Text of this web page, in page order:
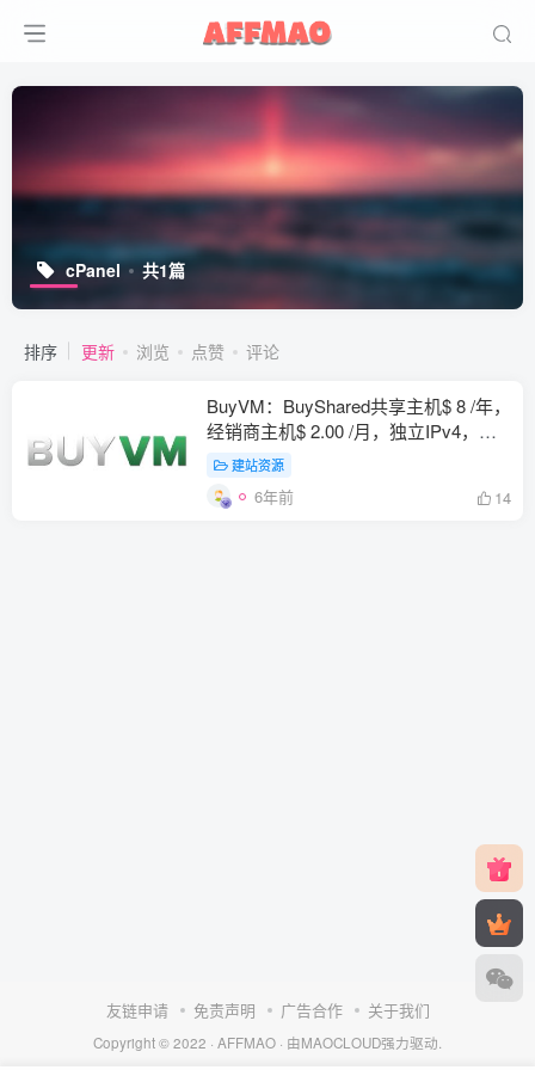
cPanel 共1篇
排序 更新 浏览 点赞 评论
BuyVM：BuyShared共享主机$ 8 /年，
经销商主机$ 2.00 /月，独立IPv4，免
费SSL证书
建站资源
6年前 14
友链申请 免责声明 广告合作 关于我们
Copyright © 2022 · AFFMAO · 由MAOCLOUD强力驱动.